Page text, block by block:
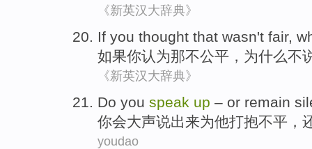
《新英汉大辞典》
If you thought that wasn't fair,
如果你认为那不公平 ， 为什么不
《新英汉大辞典》
Do you speak up – or remain
你会大声说出来为他打抱不平，
youdao